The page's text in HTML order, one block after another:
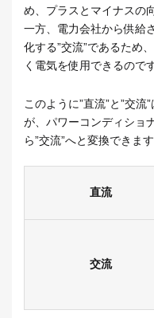
め、プラスとマイナスの
一方、電力会社から供給
化する”交流”であるため
く電気を使用できるのです
このように”直流”と”交
が、パワーコンディショ
ら”交流”へと変換できます
直流
交流